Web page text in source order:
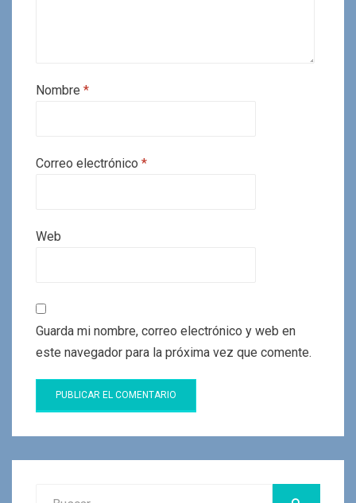
Nombre *
Correo electrónico *
Web
Guarda mi nombre, correo electrónico y web en
este navegador para la próxima vez que comente.